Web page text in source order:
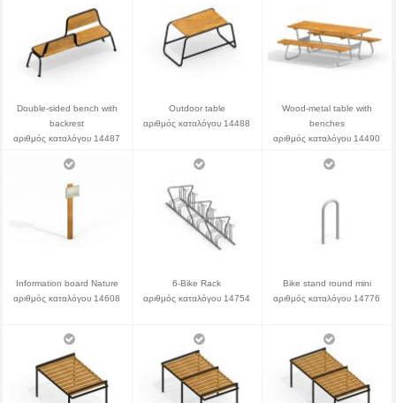
Double-sided bench with
backrest
αριθμός καταλόγου 14487
Outdoor table
αριθμός καταλόγου 14488
Wood-metal table with
benches
αριθμός καταλόγου 14490
Information board Nature
αριθμός καταλόγου 14608
6-Bike Rack
αριθμός καταλόγου 14754
Bike stand round mini
αριθμός καταλόγου 14776